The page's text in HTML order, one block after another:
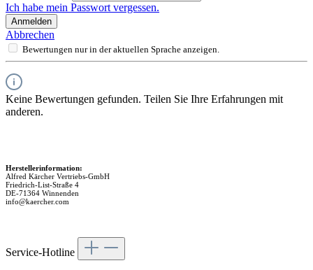
Ich habe mein Passwort vergessen.
Anmelden
Abbrechen
Bewertungen nur in der aktuellen Sprache anzeigen.
Keine Bewertungen gefunden. Teilen Sie Ihre Erfahrungen mit
anderen.
Herstellerinformation:
Alfred Kärcher Vertriebs-GmbH
Friedrich-List-Straße 4
DE-71364 Winnenden
info@kaercher.com
Service-Hotline